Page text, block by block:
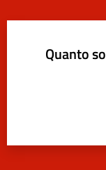
Quanto